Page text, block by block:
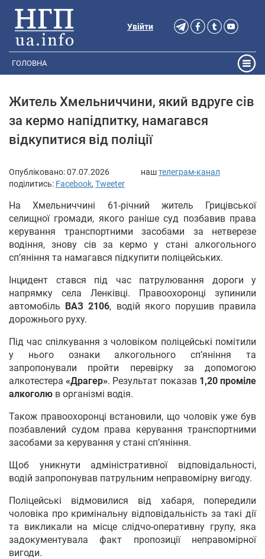
Увійти
ГОЛОВНА
Житель Хмельниччини, який вдруге сів
за кермо напідпитку, намагався
відкупитися від поліції
Опубліковано:07.07.2026 наштелеграм-канал
поділитись: Facebook, Tweeter
На Хмельниччині 61-річний житель Грицівської
селищної громади, якого раніше суд позбавив права
керування транспортними засобами за нетверезе
водіння, знову сів за кермо у стані алкогольного
сп’яніння та намагався підкупити поліцейських.
Інцидент стався під час патрулювання дороги у
напрямку села Ленківці. Правоохоронці зупинили
автомобіль ВАЗ 2106, водій якого порушив правила
дорожнього руху.
Під час спілкування з чоловіком поліцейські помітили
у нього ознаки алкогольного сп’яніння та
запропонували пройти перевірку за допомогою
алкотестера«Драгер». Результат показав 1,20 проміле
алкоголю в організмі водія.
Також правоохоронці встановили, що чоловік уже був
позбавлений судом права керування транспортними
засобами за керування у стані сп’яніння.
Щоб уникнути адміністративної відповідальності,
водій запропонував патрульним неправомірну вигоду.
Поліцейські відмовилися від хабаря, попередили
чоловіка про кримінальну відповідальність за такі дії
та викликали на місце слідчо-оперативну групу, яка
задокументувала факт пропозиції неправомірної
вигоди.